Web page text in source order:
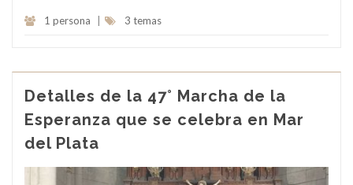
1 persona 3 temas
Detalles de la 47° Marcha de la
Esperanza que se celebra en Mar
del Plata